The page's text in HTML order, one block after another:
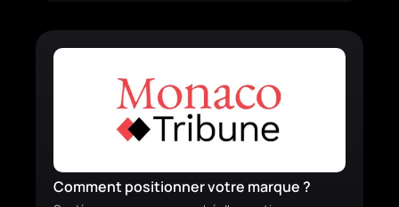
Comment positionner votre marque ?